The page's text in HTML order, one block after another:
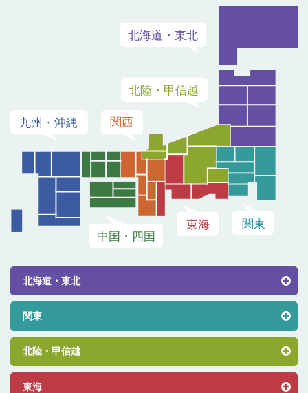
北海道・東北
関東
北陸・甲信越
東海